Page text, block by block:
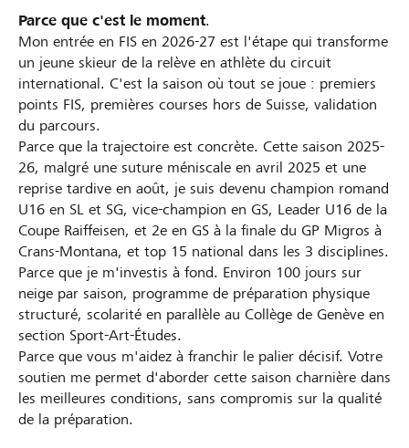
Parce que c'est le moment.
Mon entrée en FIS en 2026-27 est l'étape qui transforme
un jeune skieur de la relève en athlète du circuit
international. C'est la saison où tout se joue : premiers
points FIS, premières courses hors de Suisse, validation
du parcours.
Parce que la trajectoire est concrète. Cette saison 2025-
26, malgré une suture méniscale en avril 2025 et une
reprise tardive en août, je suis devenu champion romand
U16 en SL et SG, vice-champion en GS, Leader U16 de la
Coupe Raiffeisen, et 2e en GS à la finale du GP Migros à
Crans-Montana, et top 15 national dans les 3 disciplines.
Parce que je m'investis à fond. Environ 100 jours sur
neige par saison, programme de préparation physique
structuré, scolarité en parallèle au Collège de Genève en
section Sport-Art-Études.
Parce que vous m'aidez à franchir le palier décisif. Votre
soutien me permet d'aborder cette saison charnière dans
les meilleures conditions, sans compromis sur la qualité
de la préparation.